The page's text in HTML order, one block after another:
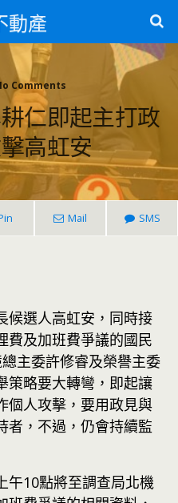
動產
Comments
仁即起主打政
高虹安
Mail SMS
候選人高虹安，同時接
費及加班費爭議的國民
主委許修睿及榮譽主委
策略要大轉彎，即起讓
個人攻擊，要用政見與
者，不過，仍會持續監
午10點將至調查局北機